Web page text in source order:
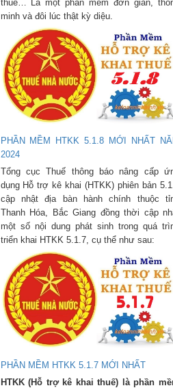
thuế… Là một phần mềm đơn giản,
minh và đôi lúc thật kỳ diệu.
PHẦN MỀM HTKK 5.1.8 MỚI NHẤT
2024
Tổng cục Thuế thông báo nâng cấp
dụng Hỗ trợ kê khai (HTKK) phiên bản
cập nhật địa bàn hành chính thuộc
Thanh Hóa, Bắc Giang đồng thời cập
một số nội dung phát sinh trong quá
triển khai HTKK 5.1.7, cụ thể như sau:
PHẦN MỀM HTKK 5.1.7 MỚI NHẤT
HTKK (Hỗ trợ kê khai thuế) là phần